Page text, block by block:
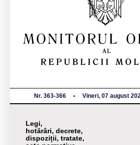
Nr. 363-366 Vineri, 07 august
Legi,
hotărâri, decrete,
dispoziții, tratate,